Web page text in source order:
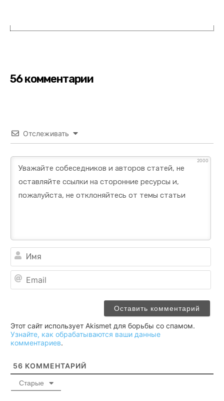
56 комментарии
Отслеживать
2000
Этот сайт использует Akismet для борьбы со спамом.
Узнайте, как обрабатываются ваши данные
комментариев.
56 КОММЕНТАРИЙ
Старые